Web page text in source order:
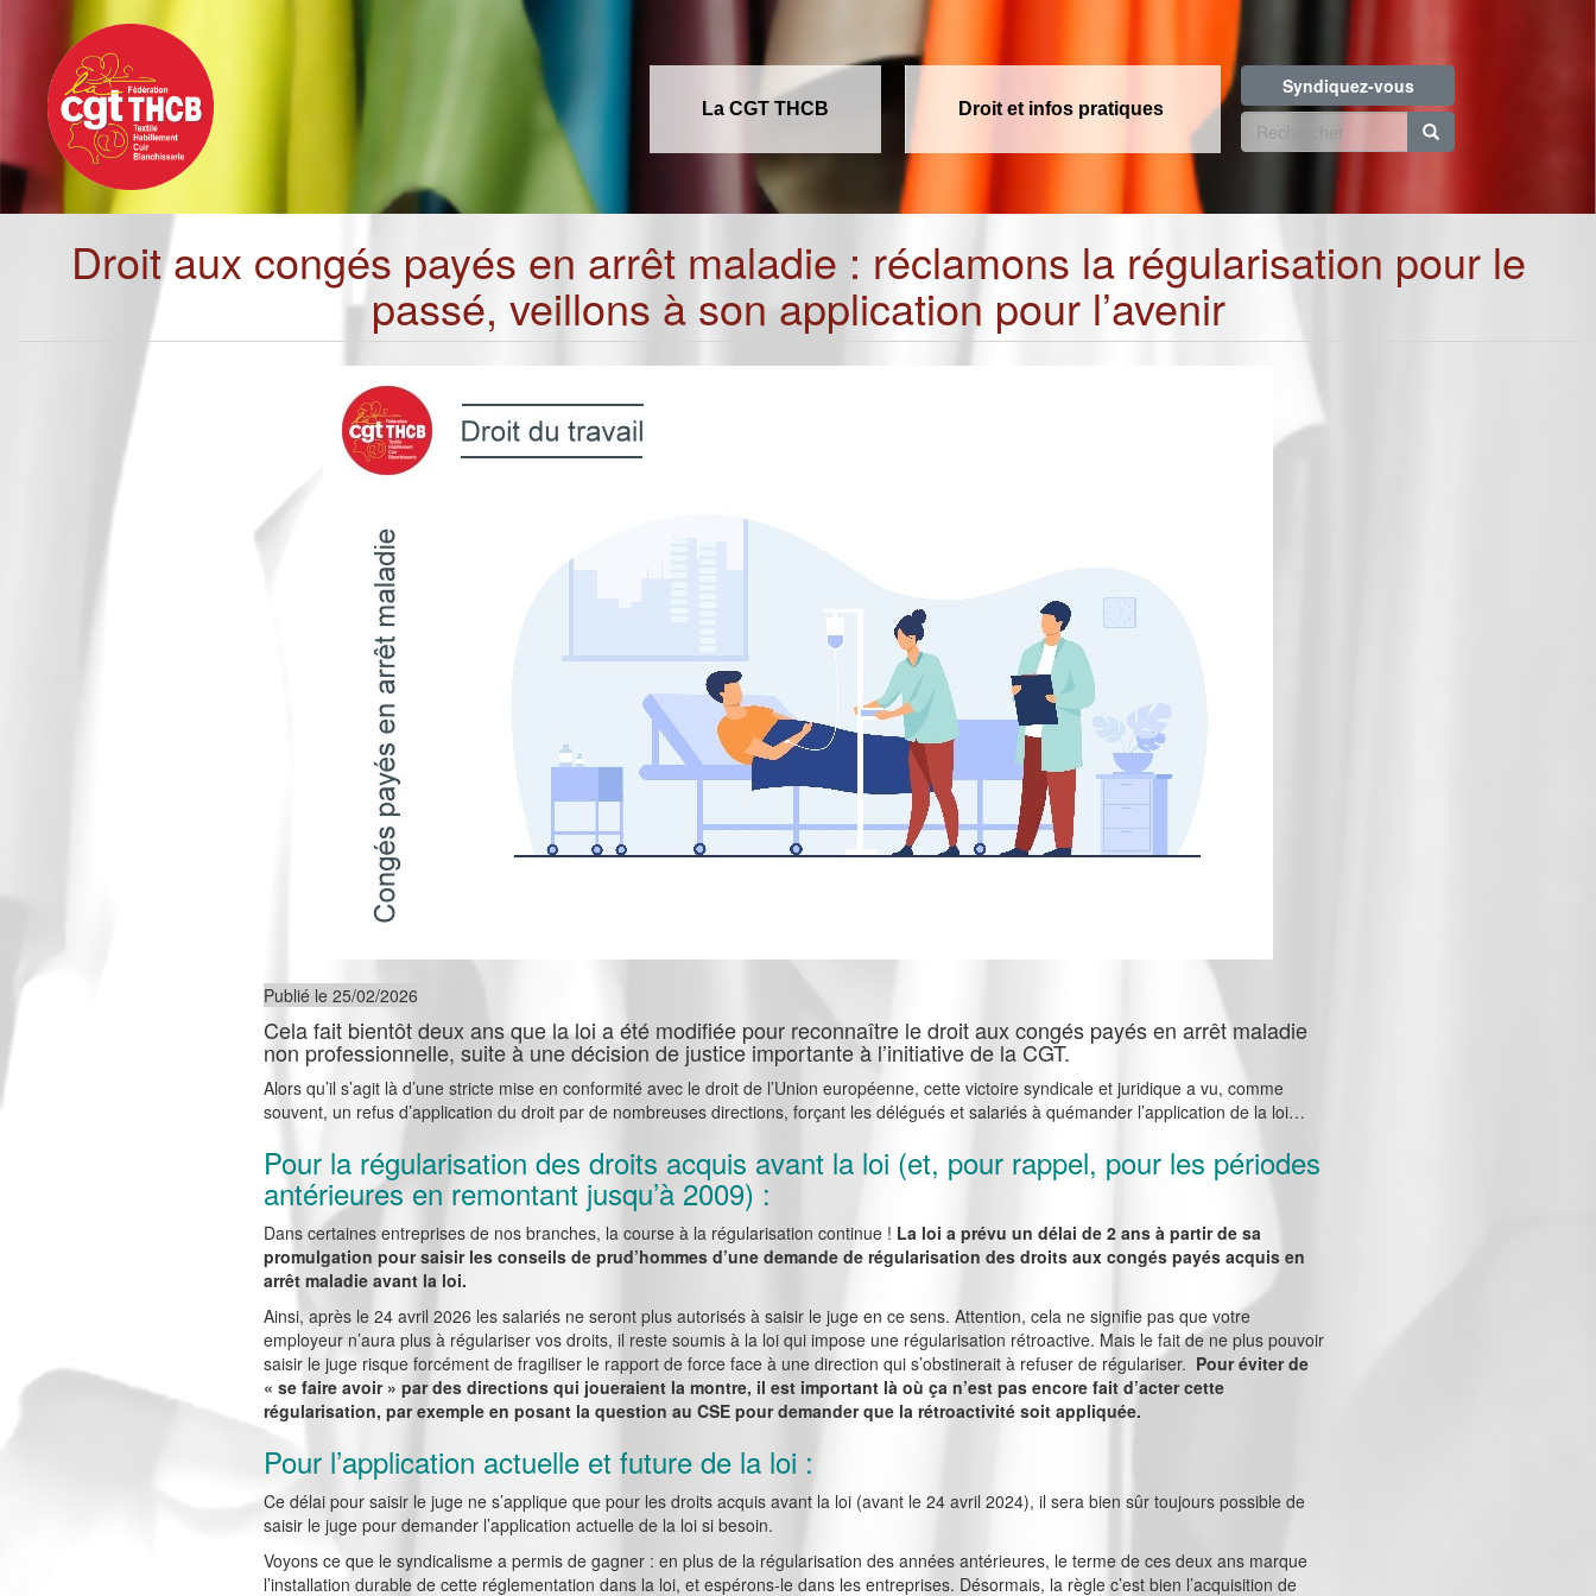
contenu
principal
La CGT THCB Droit et infos pratiques
Syndiquez-vous
Formulaire
recherche
Droit aux congés payés en arrêt maladie : réclamons la régularisation pour le
passé, veillons à son application pour l’avenir
Publié le 25/02/2026
Cela fait bientôt deux ans que la loi a été modifiée pour reconnaître le droit aux congés payés en arrêt maladie
non professionnelle, suite à une décision de justice importante à l’initiative de la CGT.
Alors qu’il s’agit là d’une stricte mise en conformité avec le droit de l’Union européenne, cette victoire syndicale et juridique a vu, comme
souvent, un refus d’application du droit par de nombreuses directions, forçant les délégués et salariés à quémander l’application de la loi…
Pour la régularisation des droits acquis avant la loi (et, pour rappel, pour les périodes
antérieures en remontant jusqu’à 2009) :
Dans certaines entreprises de nos branches, la course à la régularisation continue ! La loi a prévu un délai de 2 ans à partir de sa
promulgation pour saisir les conseils de prud’hommes d’une demande de régularisation des droits aux congés payés acquis en
arrêt maladie avant la loi.
Ainsi, après le 24 avril 2026 les salariés ne seront plus autorisés à saisir le juge en ce sens. Attention, cela ne signifie pas que votre
employeur n’aura plus à régulariser vos droits, il reste soumis à la loi qui impose une régularisation rétroactive. Mais le fait de ne plus pouvoir
saisir le juge risque forcément de fragiliser le rapport de force face à une direction qui s’obstinerait à refuser de régulariser. Pour éviter de
« se faire avoir » par des directions qui joueraient la montre, il est important là où ça n’est pas encore fait d’acter cette
régularisation, par exemple en posant la question au CSE pour demander que la rétroactivité soit appliquée.
Pour l’application actuelle et future de la loi :
Ce délai pour saisir le juge ne s’applique que pour les droits acquis avant la loi (avant le 24 avril 2024), il sera bien sûr toujours possible de
saisir le juge pour demander l’application actuelle de la loi si besoin.
Voyons ce que le syndicalisme a permis de gagner : en plus de la régularisation des années antérieures, le terme de ces deux ans marque
l’installation durable de cette réglementation dans la loi, et espérons-le dans les entreprises. Désormais, la règle c’est bien l’acquisition de